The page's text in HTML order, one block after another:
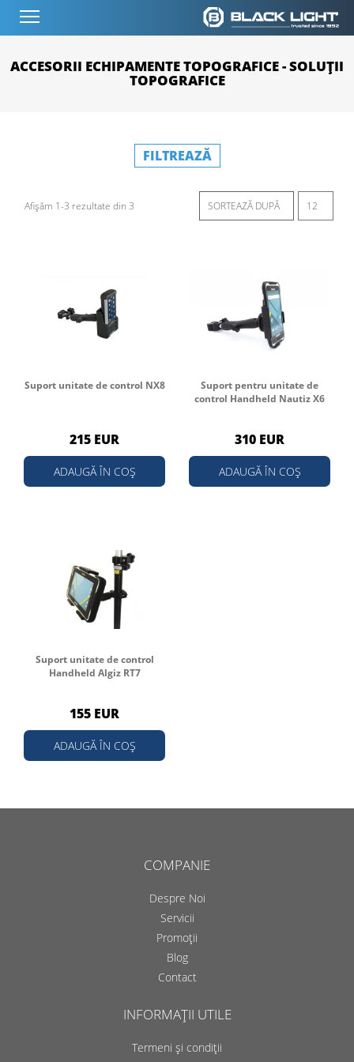
ACCESORII ECHIPAMENTE TOPOGRAFICE - SOLUȚII
TOPOGRAFICE
FILTREAZĂ
Afișăm 1-3 rezultate din 3
Suport unitate de control NX8
215 EUR
ADAUGĂ ÎN COȘ
Suport pentru unitate de
control Handheld Nautiz X6
310 EUR
ADAUGĂ ÎN COȘ
Suport unitate de control
Handheld Algiz RT7
155 EUR
ADAUGĂ ÎN COȘ
COMPANIE
Despre Noi
Servicii
Promoții
Blog
Contact
INFORMAȚII UTILE
Termeni și condiții